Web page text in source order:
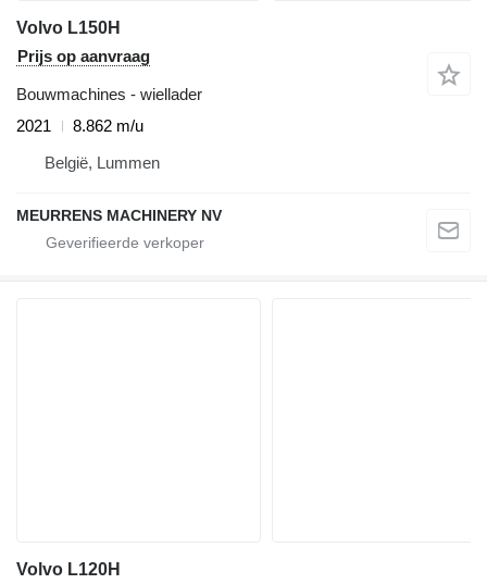
Volvo L150H
Prijs op aanvraag
Bouwmachines - wiellader
2021
8.862 m/u
België, Lummen
MEURRENS MACHINERY NV
Volvo L120H